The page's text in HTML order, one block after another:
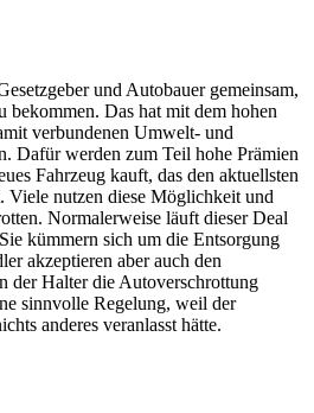
und Autobauer gemeinsam,
bekommen. Das hat mit dem hohen
verbundenen Umwelt- und
Dafür werden zum Teil hohe Prämien
Fahrzeug kauft, das den aktuellsten
Viele nutzen diese Möglichkeit und
Normalerweise läuft dieser Deal
kümmern sich um die Entsorgung
akzeptieren aber auch den
der Halter die Autoverschrottung
sinnvolle Regelung, weil der
anderes veranlasst hätte.